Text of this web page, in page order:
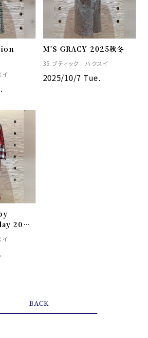
M’S GRACY 2025秋冬
35.ブティック ハクスイ
2025/10/7 Tue.
2025
BACK